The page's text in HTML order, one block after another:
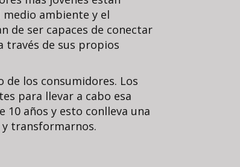
ambiente y el
de ser capaces de conectar
través de sus propios
los consumidores. Los
para llevar a cabo esa
10 años y esto conlleva una
transformarnos.